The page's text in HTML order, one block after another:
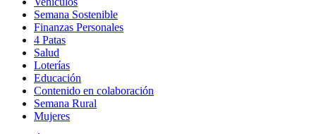
Semana Sostenible
Finanzas Personales
4 Patas
Salud
Loterías
Educación
Contenido en colaboración
Semana Rural
Mujeres